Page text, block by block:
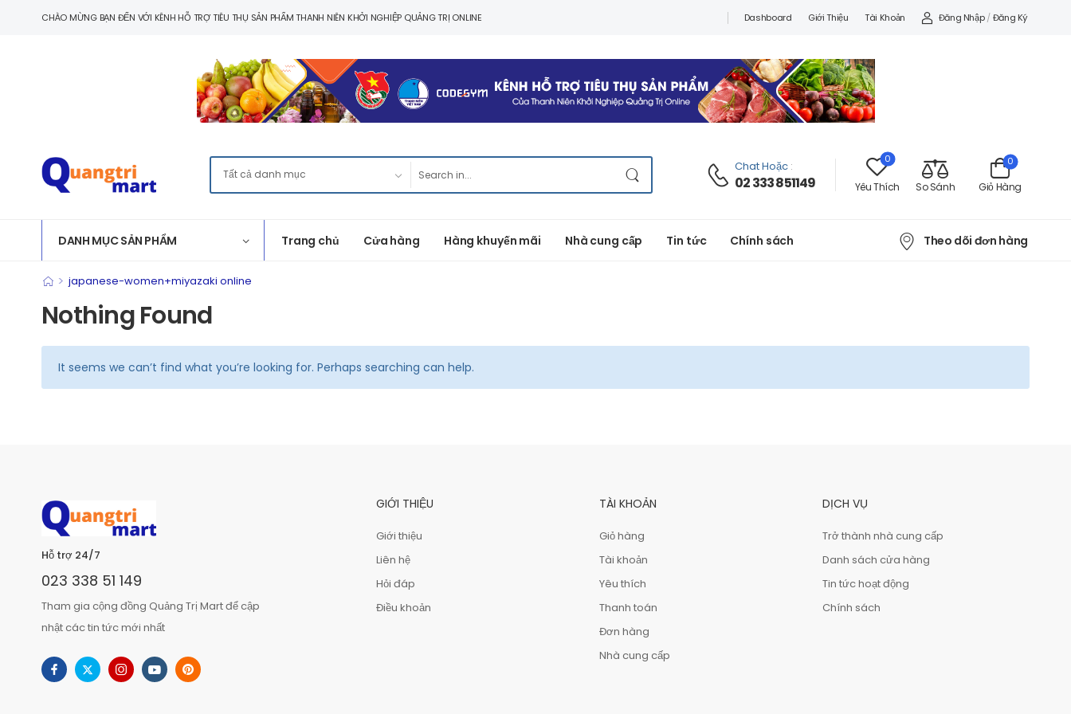
CHÀO MỪNG BẠN ĐẾN VỚI KÊNH HỖ TRỢ TIÊU THỤ SẢN PHẨM THANH NIÊN KHỞI NGHIỆP QUẢNG TRỊ ONLINE Dashboard Giới Thiệu Tài Khoản Đăng Nhập / Đăng Ký
Chat Hoặc :
02 333 851149
0
Yêu Thích So Sánh Giỏ Hàng
0
DANH MỤC SẢN PHẨM Trang chủ Cửa hàng Hàng khuyến mãi Nhà cung cấp Tin tức Chính sách Theo dõi đơn hàng
> japanese-women+miyazaki online
Nothing Found
It seems we can’t find what you’re looking for. Perhaps searching can help.
Hỗ trợ 24/7
023 338 51 149
Tham gia cộng đồng Quảng Trị Mart để cập
nhật các tin tức mới nhất
GIỚI THIỆU
Giới thiệu
Liên hệ
Hỏi đáp
Điều khoản
TÀI KHOẢN
Giỏ hàng
Tài khoản
Yêu thích
Thanh toán
Đơn hàng
Nhà cung cấp
DỊCH VỤ
Trở thành nhà cung cấp
Danh sách cửa hàng
Tin tức hoạt động
Chính sách